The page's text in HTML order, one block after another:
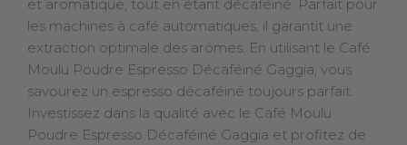
et aromatique, tout en étant décaféiné. Parfait pour
les machines à café automatiques, il garantit une
extraction optimale des arômes. En utilisant le Café
Moulu Poudre Espresso Décaféiné Gaggia, vous
savourez un espresso décaféiné toujours parfait.
Investissez dans la qualité avec le Café Moulu
Poudre Espresso Décaféiné Gaggia et profitez de